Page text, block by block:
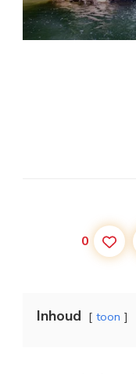
0
Inhoud toon